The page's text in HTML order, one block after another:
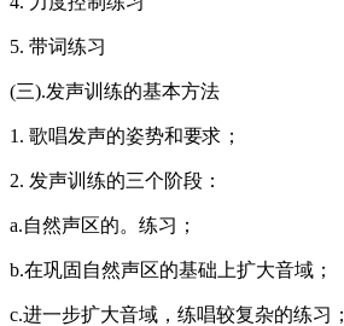
5. 带词练习
(三).发声训练的基本方法
1. 歌唱发声的姿势和要求；
2. 发声训练的三个阶段：
a.自然声区的。练习；
b.在巩固自然声区的基础上扩大音域；
c.进一步扩大音域，练唱较复杂的练习；